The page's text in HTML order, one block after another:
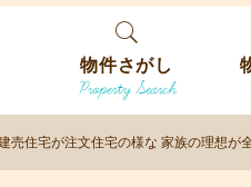
物件さがし
Property Search
す
売住宅が注文住宅の様な 家族の理想が